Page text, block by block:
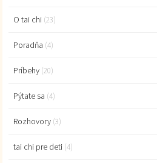
O tai chi (23)
Poradňa (4)
Príbehy (20)
Pýtate sa (4)
Rozhovory (3)
tai chi pre deti (4)